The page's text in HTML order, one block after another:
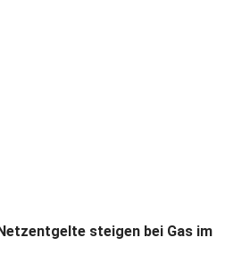
steigen bei Gas im